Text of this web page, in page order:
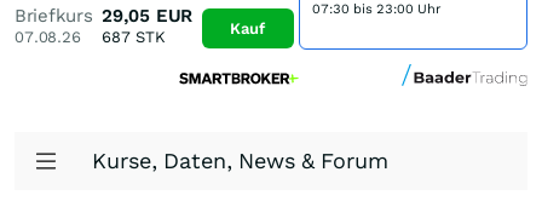
Briefkurs
07.08.26
29,05 EUR
687STK Kauf
07:30 bis 23:00 Uhr
Kurse, Daten, News & Forum